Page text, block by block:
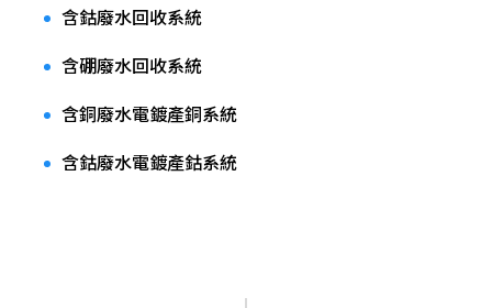
含鈷廢水回收系統
含硼廢水回收系統
含銅廢水電鍍產銅系統
含鈷廢水電鍍產鈷系統